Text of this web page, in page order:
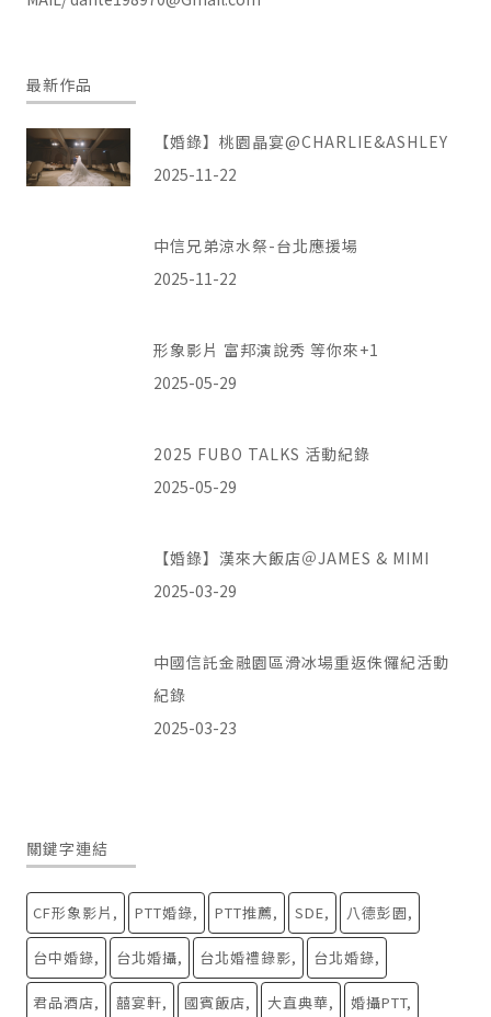
最新作品
【婚錄】桃園晶宴@CHARLIE&ASHLEY
2025-11-22
中信兄弟涼水祭-台北應援場
2025-11-22
形象影片 富邦演說秀 等你來+1
2025-05-29
2025 FUBO TALKS 活動紀錄
2025-05-29
【婚錄】漢來大飯店＠JAMES & MIMI
2025-03-29
中國信託金融園區滑冰場重返侏儸紀活動
紀錄
2025-03-23
關鍵字連結
CF形象影片 PTT婚錄 PTT推薦 SDE 八德彭園
台中婚錄 台北婚攝 台北婚禮錄影 台北婚錄
君品酒店 囍宴軒 國賓飯店 大直典華 婚攝PTT